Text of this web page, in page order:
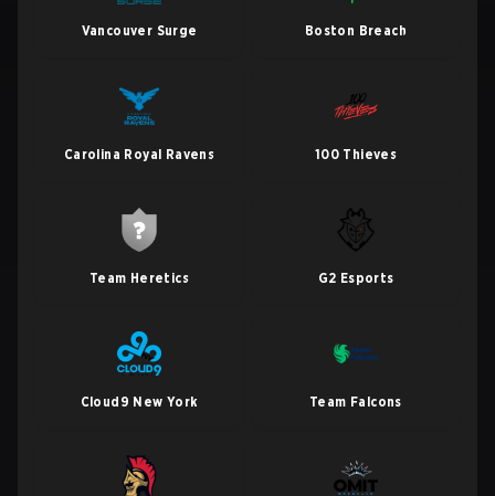
Vancouver Surge Boston Breach
Carolina Royal Ravens 100 Thieves
Team Heretics G2 Esports
Cloud9 New York Team Falcons